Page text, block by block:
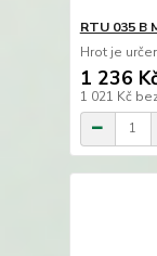
RTU 035 B
Hrot je
1 236
1 021 Kč